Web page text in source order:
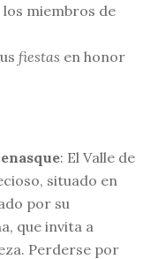
miembros de
fiestas en honor
: El Valle de
situado en
por su
que invita a
Perderse por